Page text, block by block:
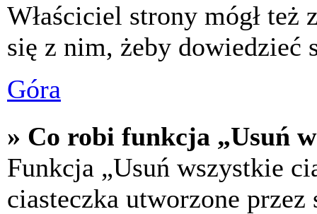
Właściciel strony mógł
się z nim, żeby dowiedzieć
Góra
» Co robi funkcja „Usuń
Funkcja „Usuń wszystkie
ciasteczka utworzone